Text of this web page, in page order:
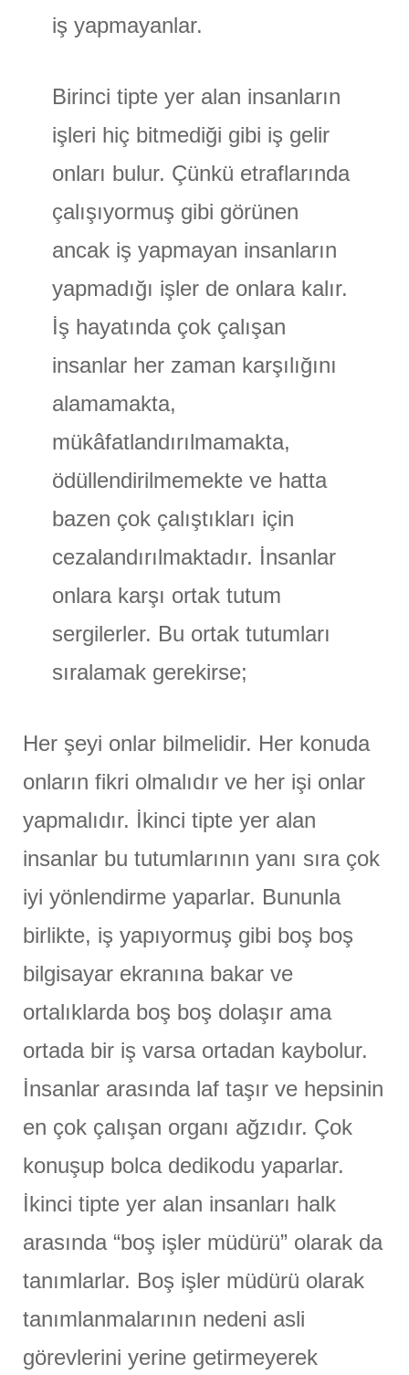
iş yapmayanlar.
Birinci tipte yer alan insanların
işleri hiç bitmediği gibi iş gelir
onları bulur. Çünkü etraflarında
çalışıyormuş gibi görünen
ancak iş yapmayan insanların
yapmadığı işler de onlara kalır.
İş hayatında çok çalışan
insanlar her zaman karşılığını
alamamakta,
mükâfatlandırılmamakta,
ödüllendirilmemekte ve hatta
bazen çok çalıştıkları için
cezalandırılmaktadır. İnsanlar
onlara karşı ortak tutum
sergilerler. Bu ortak tutumları
sıralamak gerekirse;
Her şeyi onlar bilmelidir. Her konuda
onların fikri olmalıdır ve her işi onlar
yapmalıdır. İkinci tipte yer alan
insanlar bu tutumlarının yanı sıra çok
iyi yönlendirme yaparlar. Bununla
birlikte, iş yapıyormuş gibi boş boş
bilgisayar ekranına bakar ve
ortalıklarda boş boş dolaşır ama
ortada bir iş varsa ortadan kaybolur.
İnsanlar arasında laf taşır ve hepsinin
en çok çalışan organı ağzıdır. Çok
konuşup bolca dedikodu yaparlar.
İkinci tipte yer alan insanları halk
arasında “boş işler müdürü” olarak da
tanımlarlar. Boş işler müdürü olarak
tanımlanmalarının nedeni asli
görevlerini yerine getirmeyerek